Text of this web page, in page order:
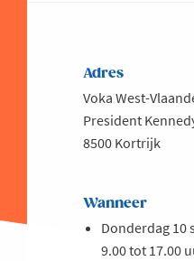
Adres
Voka West-
President
8500 Kortrijk
Wanneer
Donderdag 10
9.00 tot 17.00